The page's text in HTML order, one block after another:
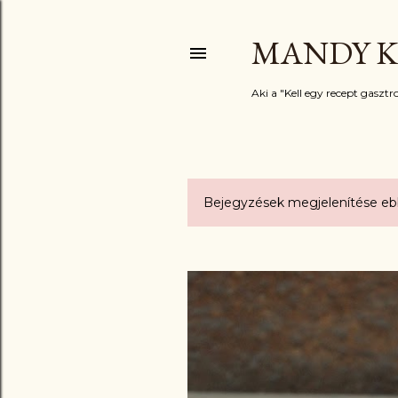
MANDY
Aki a "Kell egy recept
B
j
g
Bejegyzések megjelenítése